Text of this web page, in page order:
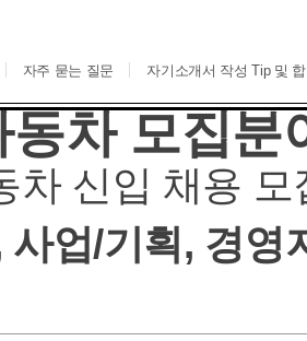
자주 묻는 질문 자기소개서 작성 Tip 및
동차 모집분
차 신입 채용
사업/기획, 경영